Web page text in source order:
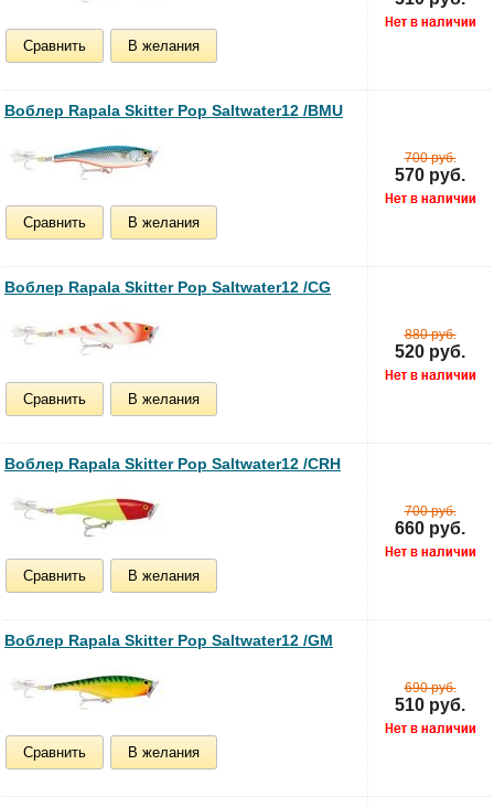
Сравнить В желания
Воблер Rapala Skitter Pop Saltwater12 /BMU
Сравнить В желания
700 руб.
570 руб.
Воблер Rapala Skitter Pop Saltwater12 /CG
Сравнить В желания
880 руб.
520 руб.
Воблер Rapala Skitter Pop Saltwater12 /CRH
Сравнить В желания
700 руб.
660 руб.
Воблер Rapala Skitter Pop Saltwater12 /GM
Сравнить В желания
690 руб.
510 руб.